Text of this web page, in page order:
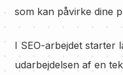
som kan påvirke dine
I SEO-arbejdet starter
udarbejdelsen af en